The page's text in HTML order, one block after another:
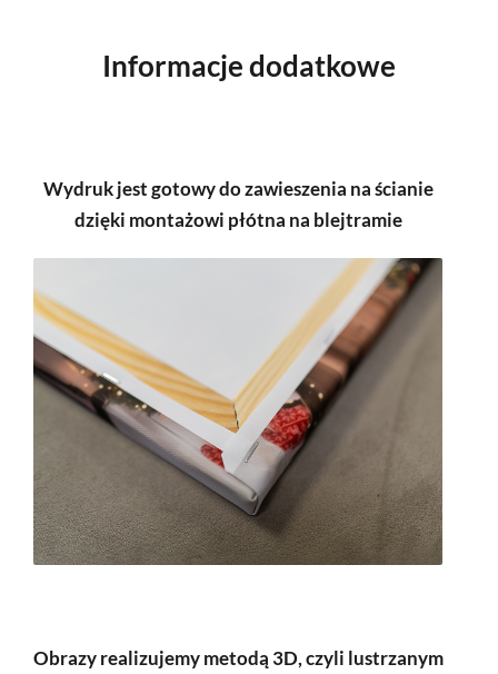
Informacje dodatkowe
Wydruk jest gotowy do zawieszenia na ścianie
dzięki montażowi płótna na blejtramie
Obrazy realizujemy metodą 3D, czyli lustrzanym